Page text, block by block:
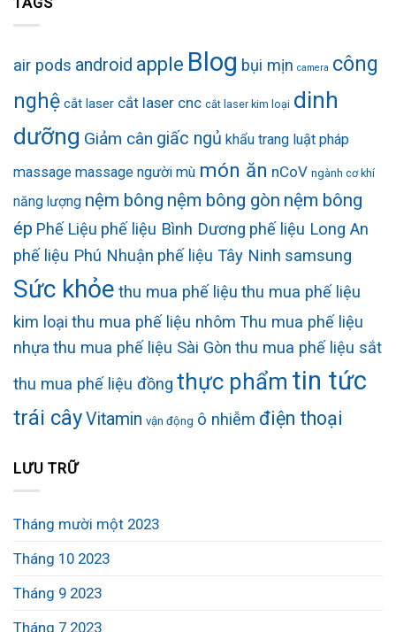
air pods android apple Blog bụi mịn camera công
nghệ cắt laser cắt laser cnc cắt laser kim loại dinh
dưỡng Giảm cân giấc ngủ khẩu trang luật pháp
massage massage người mù món ăn nCoV ngành cơ khí
năng lượng nệm bông nệm bông gòn nệm bông
ép Phế Liệu phế liệu Bình Dương phế liệu Long An
phế liệu Phú Nhuận phế liệu Tây Ninh samsung
Sức khỏe thu mua phế liệu thu mua phế liệu
kim loại thu mua phế liệu nhôm Thu mua phế liệu
nhựa thu mua phế liệu Sài Gòn thu mua phế liệu sắt
thu mua phế liệu đồng thực phẩm tin tức
trái câyVitamin vận động ô nhiễm điện thoại
LƯU TRỮ
Tháng mười một 2023
Tháng 10 2023
Tháng 9 2023
Tháng 7 2023